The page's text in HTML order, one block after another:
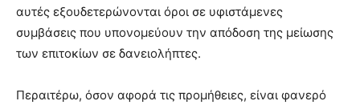
αυτές εξουδετερώνονται όροι σε υφιστάμενες
συμβάσεις που υπονομεύουν την απόδοση της μείωσης
των επιτοκίων σε δανειολήπτες.
Περαιτέρω, όσον αφορά τις προμήθειες, είναι φανερό